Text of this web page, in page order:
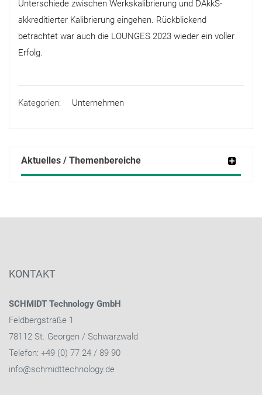
Unterschiede zwischen Werkskalibrierung und DAkkS-
akkreditierter Kalibrierung eingehen. Rückblickend
betrachtet war auch die LOUNGES 2023 wieder ein voller
Erfolg.
Kategorien: Unternehmen
Aktuelles / Themenbereiche
KONTAKT
SCHMIDT Technology GmbH
Feldbergstraße 1
78112 St. Georgen / Schwarzwald
Telefon: +49 (0) 77 24 / 89 90
info@schmidttechnology.de